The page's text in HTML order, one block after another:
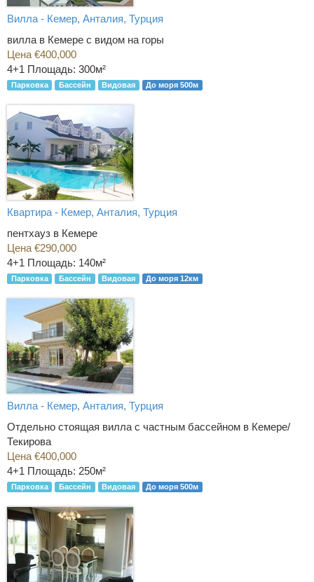
Вилла - Кемер, Анталия, Турция
вилла в Кемере с видом на горы
Цена €400,000
4+1 Площадь: 300м²
Парковка Бассейн Видовая До моря 500м
Квартира - Кемер, Анталия, Турция
пентхауз в Кемере
Цена €290,000
4+1 Площадь: 140м²
Парковка Бассейн Видовая До моря 12км
Вилла - Кемер, Анталия, Турция
Отдельно стоящая вилла с частным бассейном в Кемере/
Текирова
Цена €400,000
4+1 Площадь: 250м²
Парковка Бассейн Видовая До моря 500м